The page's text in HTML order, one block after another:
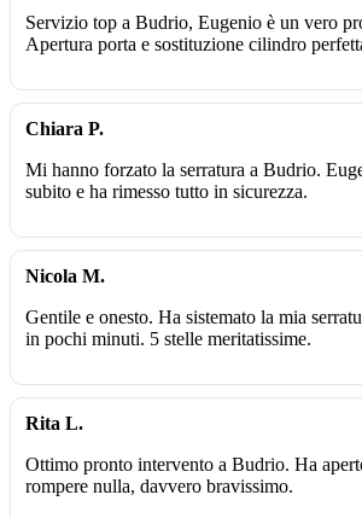
Servizio top a Budrio, Eugenio è un vero
Apertura porta e sostituzione cilindro
Chiara P.
Mi hanno forzato la serratura a Budrio.
subito e ha rimesso tutto in sicurezza.
Nicola M.
Gentile e onesto. Ha sistemato la mia
in pochi minuti. 5 stelle meritatissime.
Rita L.
Ottimo pronto intervento a Budrio. Ha
rompere nulla, davvero bravissimo.